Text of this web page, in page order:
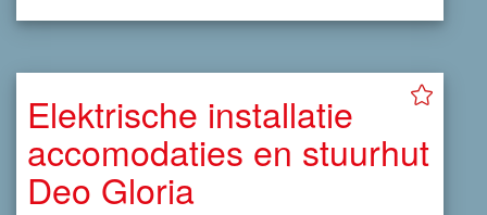
Elektrische installatie
accomodaties en stuurhut
Deo Gloria